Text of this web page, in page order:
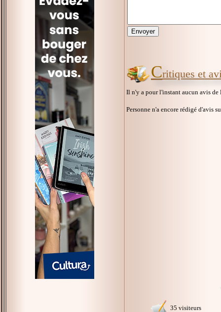
Critiques et
Il n'y a pour l'instant aucun avis
Personne n'a encore rédigé d'avis
35 visiteurs